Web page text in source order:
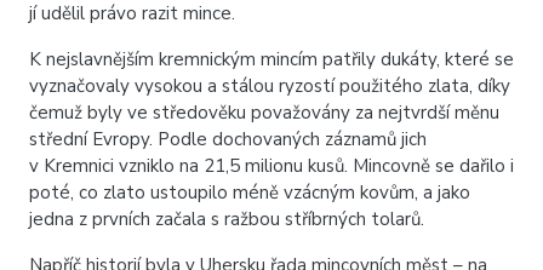
jí udělil právo razit mince.
K nejslavnějším kremnickým mincím patřily dukáty, které se
vyznačovaly vysokou a stálou ryzostí použitého zlata, díky
čemuž byly ve středověku považovány za nejtvrdší měnu
střední Evropy. Podle dochovaných záznamů jich
v Kremnici vzniklo na 21,5 milionu kusů. Mincovně se dařilo i
poté, co zlato ustoupilo méně vzácným kovům, a jako
jedna z prvních začala s ražbou stříbrných tolarů.
Napříč historií byla v Uhersku řada mincovních měst – na